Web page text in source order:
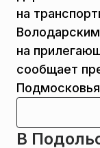
на
на
сообщает
В